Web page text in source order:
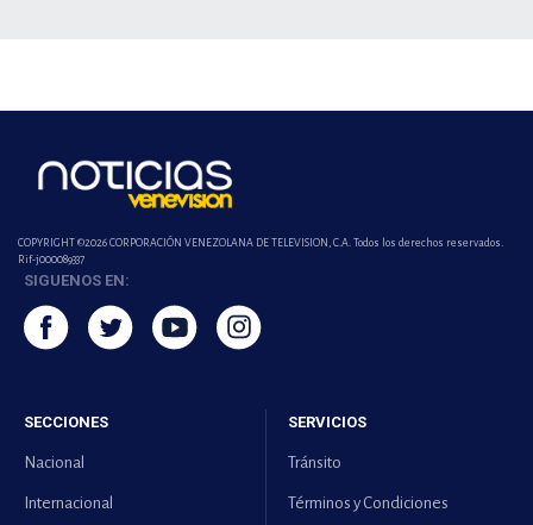
COPYRIGHT ©2026 CORPORACIÓN VENEZOLANA DE TELEVISION, C.A. Todos los derechos reservados.
Rif-j000089337
SIGUENOS EN:
SECCIONES
Nacional
Internacional
SERVICIOS
Tránsito
Términos y Condiciones